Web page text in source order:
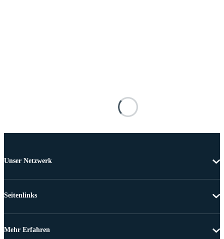
Unser Netzwerk
Seitenlinks
Mehr Erfahren